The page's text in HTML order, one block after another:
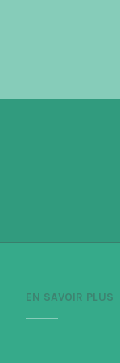
EN SAVOIR PLUS